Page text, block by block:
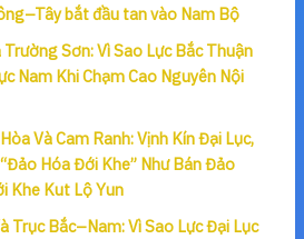
bắt đầu tan vào Nam Bộ
Sơn: Vì Sao Lực Bắc Thuận
Nam Khi Chạm Cao Nguyên Nội
Và Cam Ranh: Vịnh Kín Đại Lục,
Hóa Đới Khe” Như Bán Đảo
Khe Kut Lộ Yun
Trục Bắc–Nam: Vì Sao Lực Đại Lục